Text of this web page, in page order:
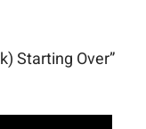
Starting Over”